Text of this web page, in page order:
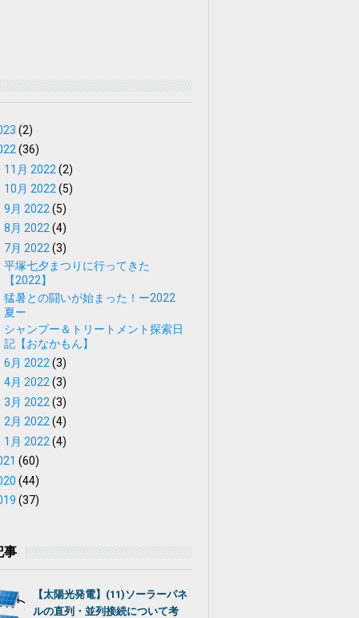
(2)
(36)
11月 2022 (2)
10月 2022 (5)
9月 2022 (5)
8月 2022 (4)
7月 2022 (3)
平塚七夕まつりに行ってきた
【2022】
猛暑との闘いが始まった！ー2022
夏ー
シャンプー＆トリートメント探索日
記【おなかもん】
6月 2022 (3)
4月 2022 (3)
3月 2022 (3)
2月 2022 (4)
1月 2022 (4)
(60)
(44)
(37)
事
【太陽光発電】(11)ソーラーパネ
ルの直列・並列接続について考